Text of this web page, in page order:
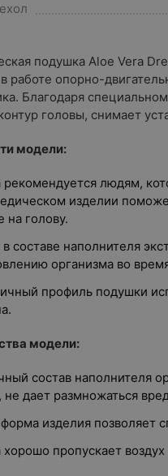
подушка Aloe Vera
работе опорно-
Благодаря
головы, снимает
модели:
людям,
изделии
на голову.
составе наполнителя
организма во
профиль подушки
модели:
состав наполнителя
не дает размножаться
изделия позволяет
пропускает